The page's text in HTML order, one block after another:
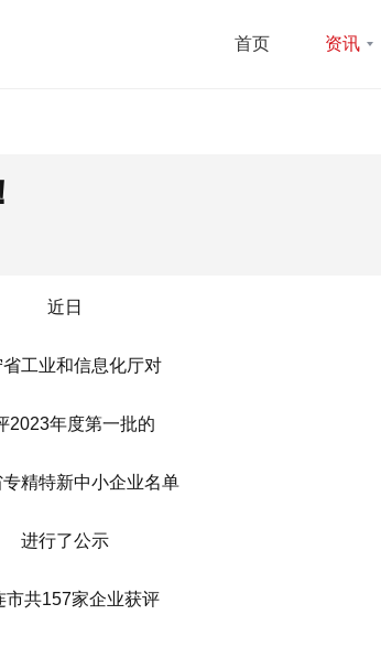
首页 资讯
近日
工业和信息化厅对
2023年度第一批的
精特新中小企业名单
进行了公示
市共157家企业获评